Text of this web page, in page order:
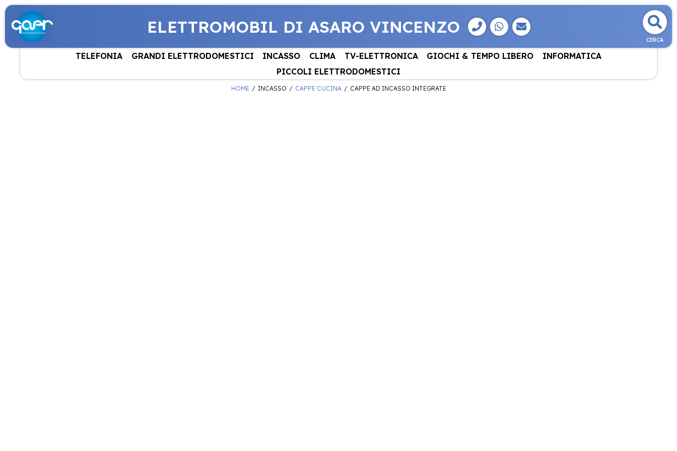
ELETTROMOBIL DI ASARO VINCENZO
CERCA
TELEFONIA GRANDI ELETTRODOMESTICI INCASSO CLIMA TV-ELETTRONICA GIOCHI & TEMPO LIBERO
INFORMATICA
PICCOLI ELETTRODOMESTICI
HOME INCASSO CAPPE CUCINA CAPPE AD INCASSO INTEGRATE